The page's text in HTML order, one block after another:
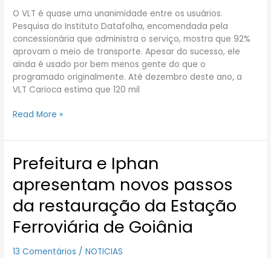
O VLT é quase uma unanimidade entre os usuários.
Pesquisa do Instituto Datafolha, encomendada pela
concessionária que administra o serviço, mostra que 92%
aprovam o meio de transporte. Apesar do sucesso, ele
ainda é usado por bem menos gente do que o
programado originalmente. Até dezembro deste ano, a
VLT Carioca estima que 120 mil
dia
em
vez
dos
250
mil
projetados
Read More »
Prefeitura e Iphan
apresentam novos passos
da restauração da Estação
Ferroviária de Goiânia
13 Comentários /NOTICIAS
Prefeitura
e
Iphan
apresentam
novos
passos
da
restauração